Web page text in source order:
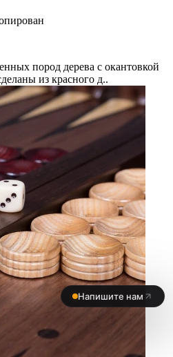
пород дерева с окантовкой
из красного д..